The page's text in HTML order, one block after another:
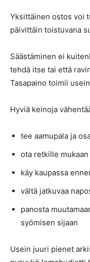
Yksittäinen ostos voi
päivittäin toistuvana
Säästäminen ei
tehdä itse tai että
Tasapaino toimii
Hyviä keinoja
tee aamupala ja
ota retkille
käy kaupassa
vältä jatkuvaa
panosta
syömisen sijaan
Usein juuri pienet